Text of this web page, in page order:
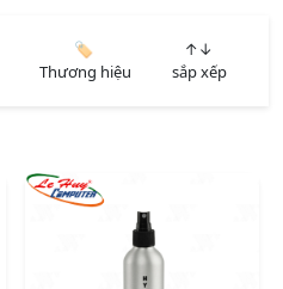
🏷️
Thương hiệu
↑↓
sắp xếp